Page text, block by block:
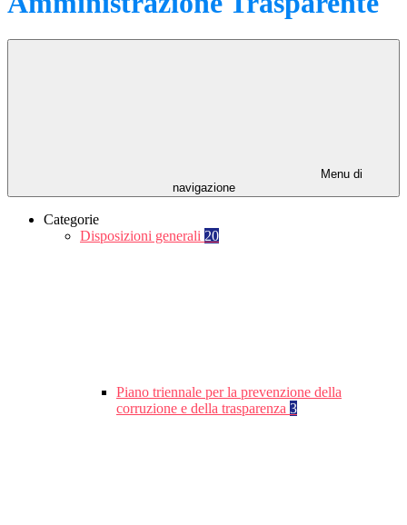
Menu di
navigazione
Categorie
Disposizioni generali 20
Piano triennale per la prevenzione della
corruzione e della trasparenza 3